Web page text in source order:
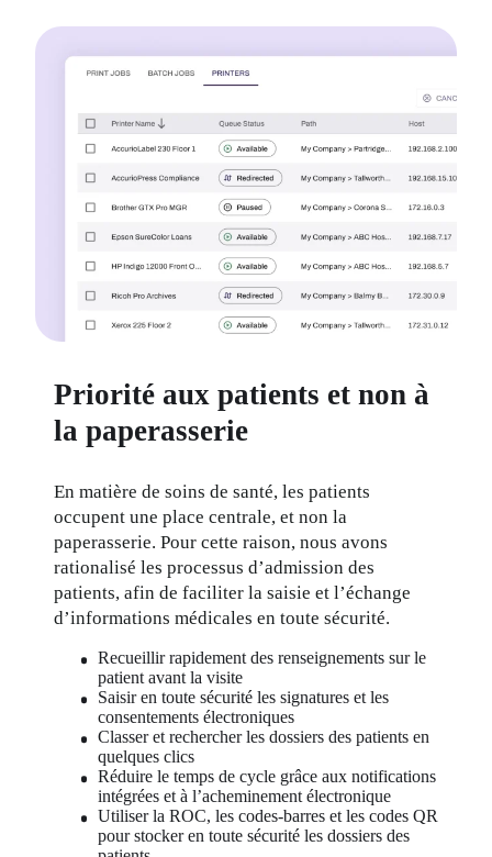
Priorité aux patients et non à
la paperasserie
En matière de soins de santé, les patients
occupent une place centrale, et non la
paperasserie. Pour cette raison, nous avons
rationalisé les processus d’admission des
patients, afin de faciliter la saisie et l’échange
d’informations médicales en toute sécurité.
Recueillir rapidement des renseignements sur le
patient avant la visite
Saisir en toute sécurité les signatures et les
consentements électroniques
Classer et rechercher les dossiers des patients en
quelques clics
Réduire le temps de cycle grâce aux notifications
intégrées et à l’acheminement électronique
Utiliser la ROC, les codes-barres et les codes QR
pour stocker en toute sécurité les dossiers des